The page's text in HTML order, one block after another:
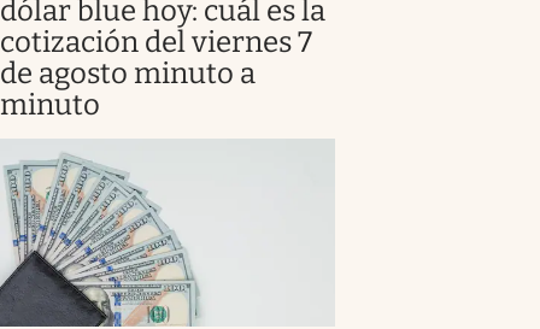
dólar blue hoy: cuál es la
cotización del viernes 7
de agosto minuto a
minuto